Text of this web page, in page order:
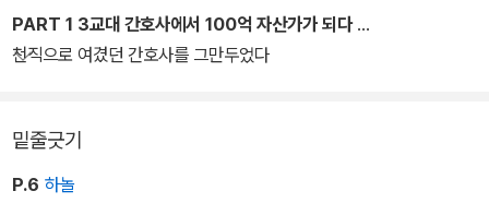
PART 1 3교대 간호사에서 100억 자산가가 되다
천직으로 여겼던 간호사를 그만두었다
밑줄긋기
P.6 하놀